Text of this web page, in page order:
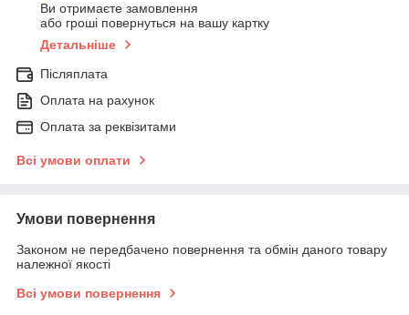
Ви отримаєте замовлення
або гроші повернуться на вашу картку
Детальніше
Післяплата
Оплата на рахунок
Оплата за реквізитами
Всі умови оплати
Умови повернення
Законом не передбачено повернення та обмін даного товару
належної якості
Всі умови повернення